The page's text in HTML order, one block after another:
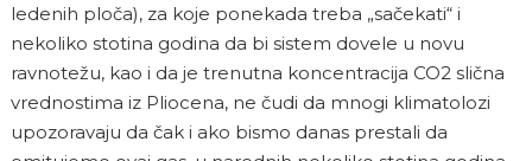
ledenih ploča), za koje ponekada treba „sačekati“ i
nekoliko stotina godina da bi sistem dovele u novu
ravnotežu, kao i da je trenutna koncentracija CO2 slična
vrednostima iz Pliocena, ne čudi da mnogi klimatolozi
upozoravaju da čak i ako bismo danas prestali da